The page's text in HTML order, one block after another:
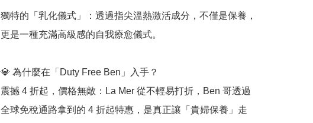
獨特的「乳化儀式」：透過指尖溫熱激活成分，不僅是保養，
更是一種充滿高級感的自我療愈儀式。
💎 為什麼在「Duty Free Ben」入手？
震撼 4 折起，價格無敵：La Mer 從不輕易打折，Ben 哥透過
全球免稅通路拿到的 4 折起特惠，是真正讓「貴婦保養」走